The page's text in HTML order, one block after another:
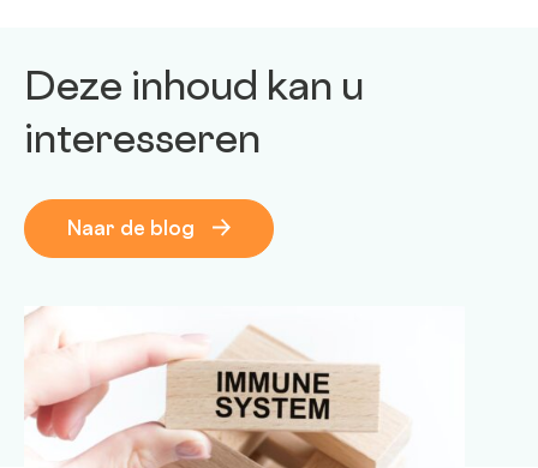
Deze inhoud kan u
interesseren
Naar de blog